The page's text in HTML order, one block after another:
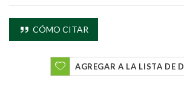
CÓMO CITAR
AGREGAR A LA LISTA DE